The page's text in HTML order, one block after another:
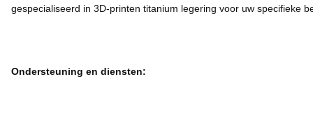
gespecialiseerd in 3D-printen titanium legering voor uw specifieke
Ondersteuning en diensten: